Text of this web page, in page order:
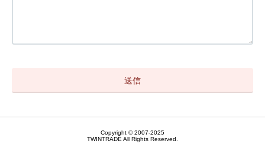
Copyright © 2007-2025
TWINTRADE All Rights Reserved.